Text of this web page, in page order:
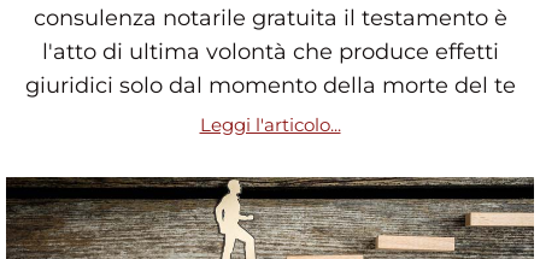
consulenza notarile gratuita il testamento è
l'atto di ultima volontà che produce effetti
giuridici solo dal momento della morte del te
Leggi l'articolo...